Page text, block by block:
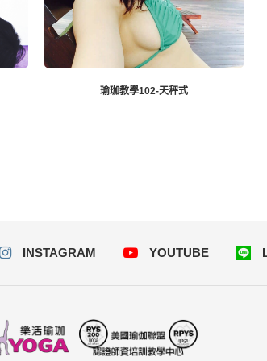
瑜珈教學102-天秤式
INSTAGRAM YOUTUBE